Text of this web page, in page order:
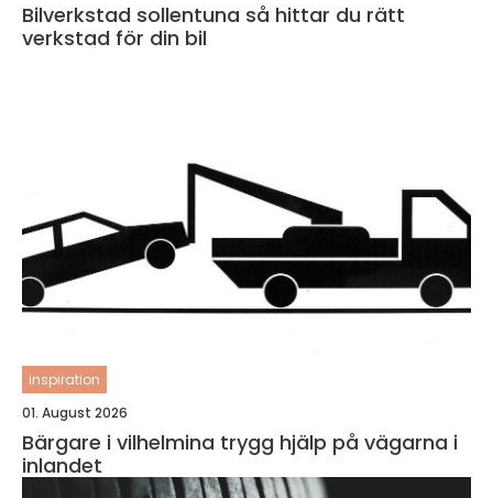
Bilverkstad sollentuna så hittar du rätt
verkstad för din bil
inspiration
01. August 2026
Bärgare i vilhelmina trygg hjälp på vägarna i
inlandet